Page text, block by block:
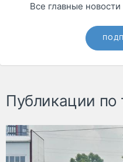
Все главные
Публикации по